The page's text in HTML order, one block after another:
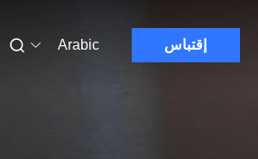
إقتباس Arabic